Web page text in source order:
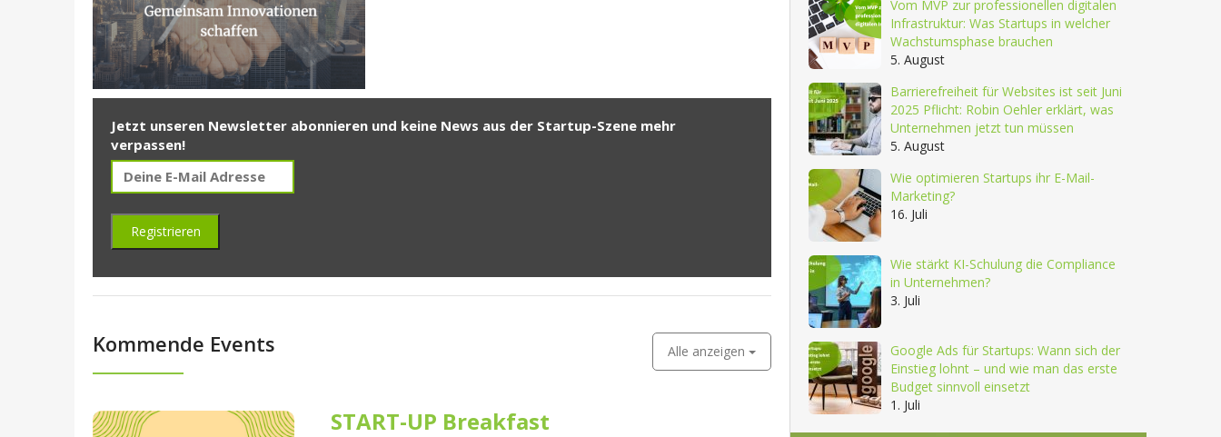
Jetzt unseren Newsletter abonnieren und keine News aus der Startup-Szene mehr
verpassen!
Kommende Events Alle anzeigen
START-UP Breakfast
Vom MVP zur professionellen digitalen
Infrastruktur: Was Startups in welcher
Wachstumsphase brauchen
5. August
Barrierefreiheit für Websites ist seit Juni
2025 Pflicht: Robin Oehler erklärt, was
Unternehmen jetzt tun müssen
5. August
Wie optimieren Startups ihr E-Mail-
Marketing?
16. Juli
Wie stärkt KI-Schulung die Compliance
in Unternehmen?
3. Juli
Google Ads für Startups: Wann sich der
Einstieg lohnt – und wie man das erste
Budget sinnvoll einsetzt
1. Juli